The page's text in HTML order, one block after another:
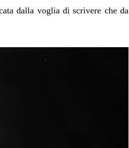
dalla voglia di scrivere che da